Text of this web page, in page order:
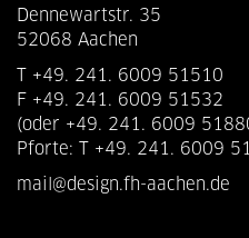
Dennewartstr. 35
52068 Aachen
T +49. 241. 6009 51510
F +49. 241. 6009 51532
(oder +49. 241. 6009
Pforte: T +49. 241. 6009
mail@design.fh-aachen.de